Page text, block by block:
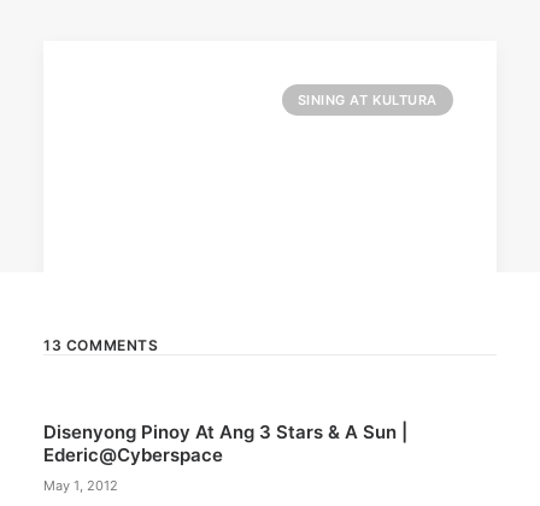
SINING AT KULTURA
Nuanu announces Art & Bali 2026
dates
Bandana Tewari and Brina Paska will curate the
13 COMMENTS
Disenyong Pinoy At Ang 3 Stars & A Sun |
Ederic@cyberspace
May 1, 2012